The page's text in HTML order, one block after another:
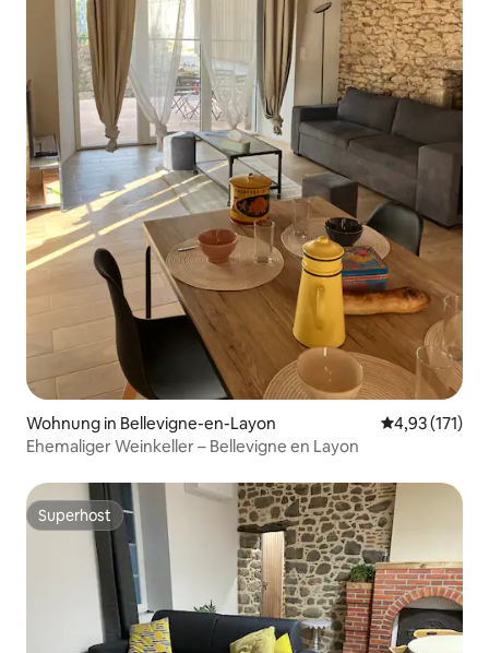
Wohnung in Bellevigne-en-Layon
4,93 (171)
Ehemaliger Weinkeller – Bellevigne en Layon
Superhost
Superhost